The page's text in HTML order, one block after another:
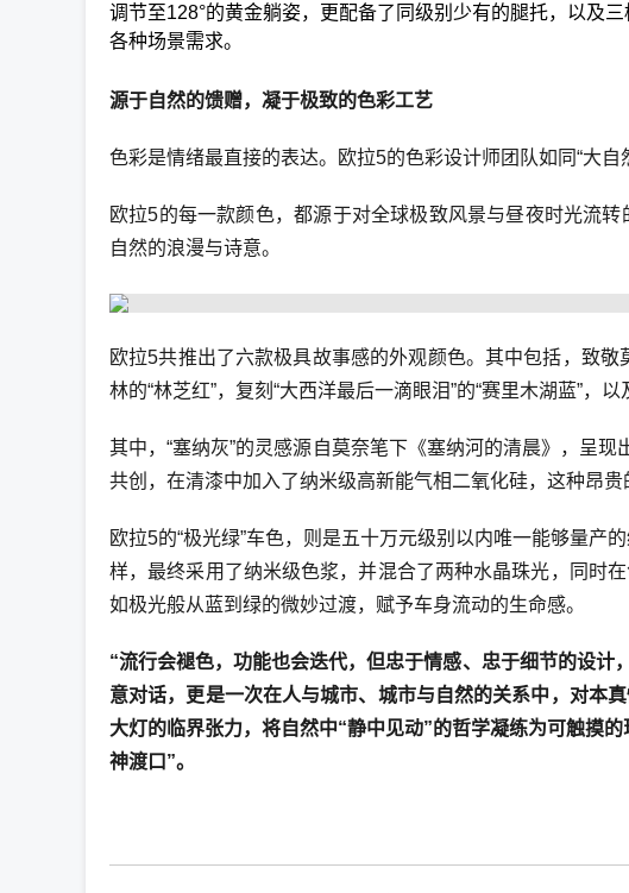
调节至128°的黄金躺姿，更配备了同级别少有的腿托，以及
各种场景需求。
源于自然的馈赠，凝于极致的色彩工艺
色彩是情绪最直接的表达。欧拉5的色彩设计师团队如同“大
欧拉5的每一款颜色，都源于对全球极致风景与昼夜时光流
自然的浪漫与诗意。
欧拉5共推出了六款极具故事感的外观颜色。其中包括，致
林的“林芝红”，复刻“大西洋最后一滴眼泪”的“赛里木湖蓝”，以
其中，“塞纳灰”的灵感源自莫奈笔下《塞纳河的清晨》，呈
共创，在清漆中加入了纳米级高新能气相二氧化硅，这种昂
欧拉5的“极光绿”车色，则是五十万元级别以内唯一能够量
样，最终采用了纳米级色浆，并混合了两种水晶珠光，同时
如极光般从蓝到绿的微妙过渡，赋予车身流动的生命感。
“流行会褪色，功能也会迭代，但忠于情感、忠于细节的设
意对话，更是一次在人与城市、城市与自然的关系中，对本
大灯的临界张力，将自然中“静中见动”的哲学凝练为可触摸
神渡口”。